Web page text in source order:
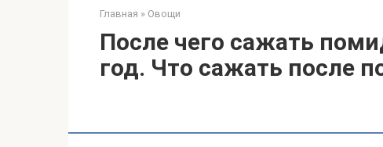
Главная » Овощи
После чего сажать
год. Что сажать после